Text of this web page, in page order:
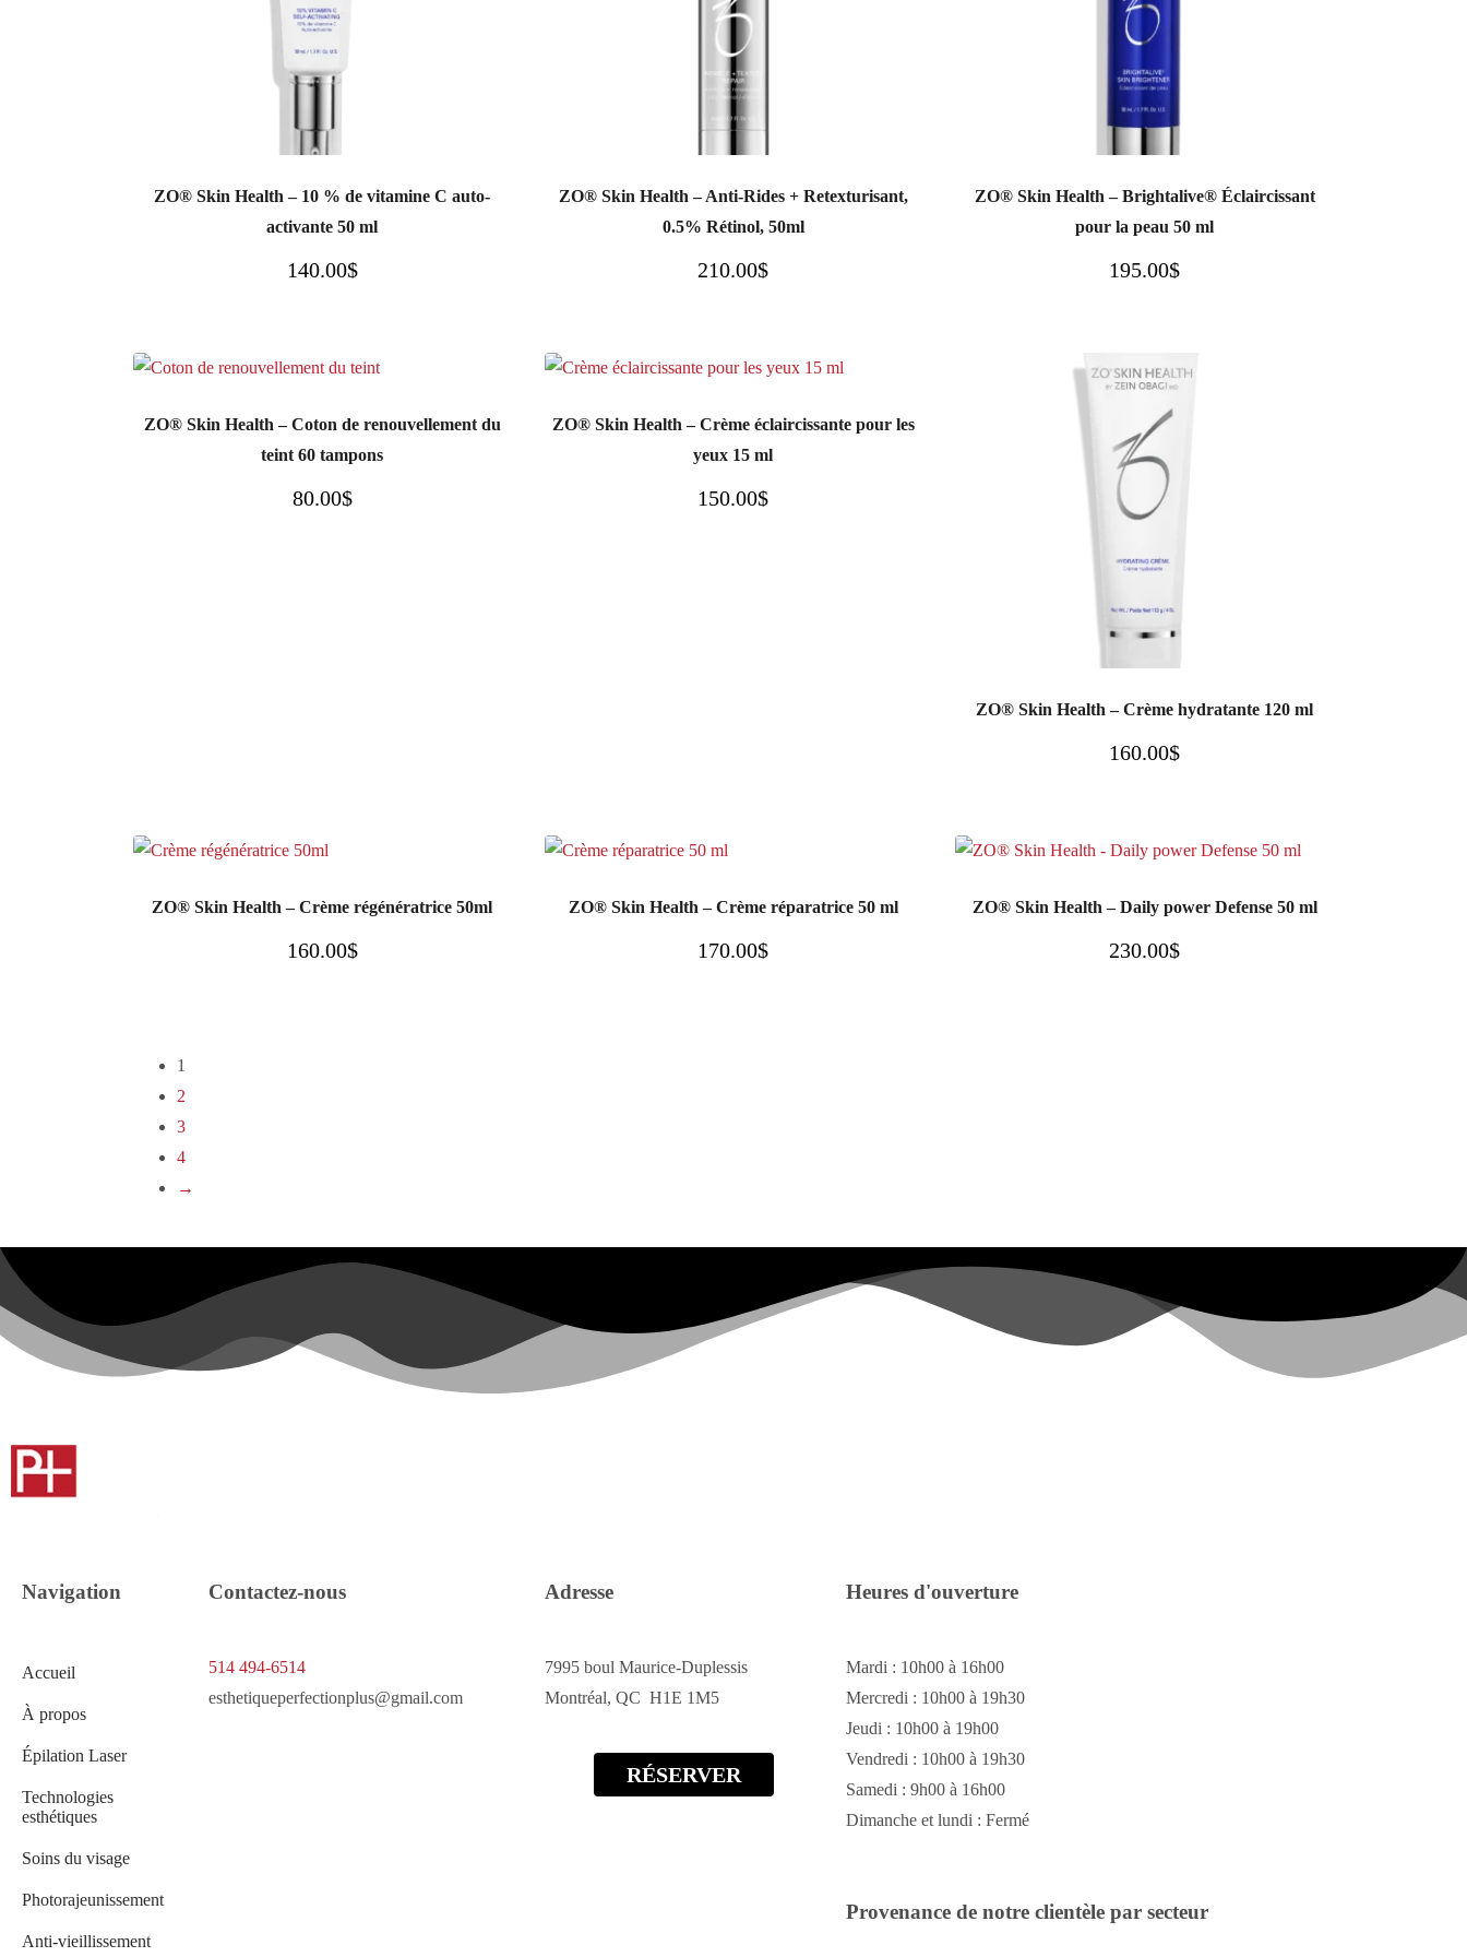
ZO® Skin Health – 10 % de vitamine C auto-
activante 50 ml
140.00$
ZO® Skin Health – Anti-Rides + Retexturisant,
0.5% Rétinol, 50ml
210.00$
ZO® Skin Health – Brightalive® Éclaircissant
pour la peau 50 ml
195.00$
ZO® Skin Health – Coton de renouvellement du
teint 60 tampons
80.00$
ZO® Skin Health – Crème éclaircissante pour les
yeux 15 ml
150.00$
ZO® Skin Health – Crème hydratante 120 ml
160.00$
ZO® Skin Health – Crème régénératrice 50ml
160.00$
ZO® Skin Health – Crème réparatrice 50 ml
170.00$
ZO® Skin Health – Daily power Defense 50 ml
230.00$
1
2
3
4
→
Navigation
Accueil
À propos
Épilation Laser
Technologies
esthétiques
Soins du visage
Photorajeunissement
Anti-vieillissement
Contactez-nous
514 494-6514
esthetiqueperfectionplus@gmail.com
Adresse
7995 boul Maurice-Duplessis
Montréal, QC H1E 1M5
RÉSERVER
Heures d'ouverture
Mardi : 10h00 à 16h00
Mercredi : 10h00 à 19h30
Jeudi : 10h00 à 19h00
Vendredi : 10h00 à 19h30
Samedi : 9h00 à 16h00
Dimanche et lundi : Fermé
Provenance de notre clientèle par secteur